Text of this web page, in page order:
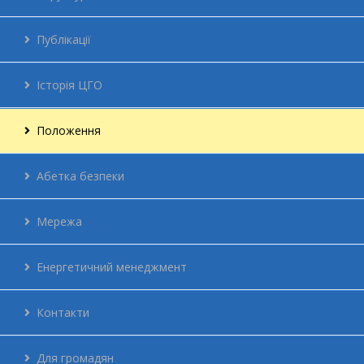
Публікації
Історія ЦГО
Положення
Абетка безпеки
Мережа
Енергетичний менеджмент
Контакти
Для громадян